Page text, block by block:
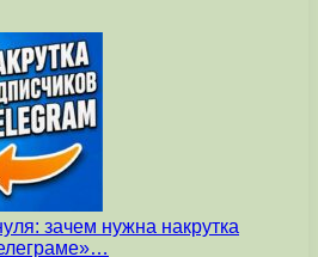
зачем нужна накрутка